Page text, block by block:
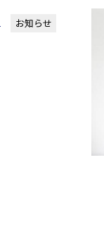
お知らせ